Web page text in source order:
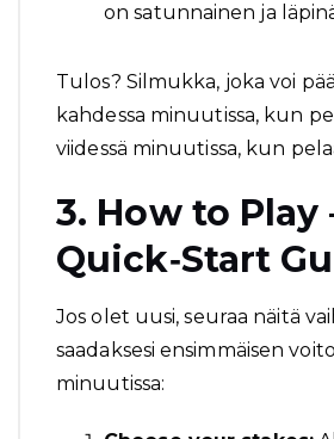
on satunnainen ja
Tulos? Silmukka, joka voi
kahdessa minuutissa, kun
viidessä minuutissa, kun
3. How to Play
Quick‑Start
Jos olet uusi, seuraa näitä
saadaksesi ensimmäisen
minuutissa: